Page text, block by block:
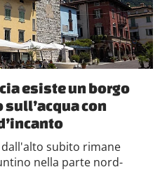
esiste un borgo
con
dall'alto subito rimane
nella parte nord-